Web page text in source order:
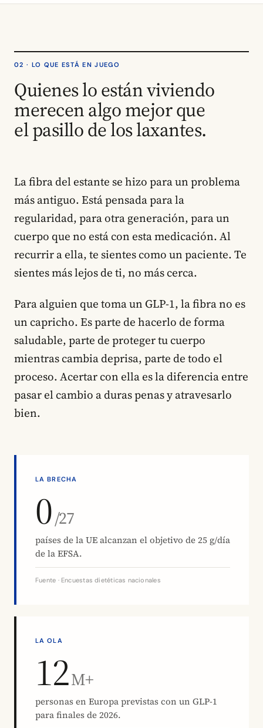
02 · LO QUE ESTÁ EN JUEGO
Quienes lo están viviendo
merecen algo mejor que
el pasillo de los laxantes.
La fibra del estante se hizo para un problema
más antiguo. Está pensada para la
regularidad, para otra generación, para un
cuerpo que no está con esta medicación. Al
recurrir a ella, te sientes como un paciente. Te
sientes más lejos de ti, no más cerca.
Para alguien que toma un GLP-1, la fibra no es
un capricho. Es parte de hacerlo de forma
saludable, parte de proteger tu cuerpo
mientras cambia deprisa, parte de todo el
proceso. Acertar con ella es la diferencia entre
pasar el cambio a duras penas y atravesarlo
bien.
LA BRECHA
0/27
países de la UE alcanzan el objetivo de 25 g/día
de la EFSA.
Fuente · Encuestas dietéticas nacionales
LA OLA
12M+
personas en Europa previstas con un GLP-1
para finales de 2026.